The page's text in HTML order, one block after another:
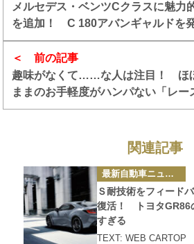
前の記事
趣味がなくて……な人は注目！ ほ
ままのお手軽度がハンパない「レー
構あった
メルセデス・ベンツCクラスに魅力
を追加！ C 180アバンギャルドを
関連記事
カ
テ
ゴ
リ
ー
最新自動車ニュース
Ｓ耐技術をフィード
復活！ トヨタGR86
すぎる
TEXT: WEB CARTOP